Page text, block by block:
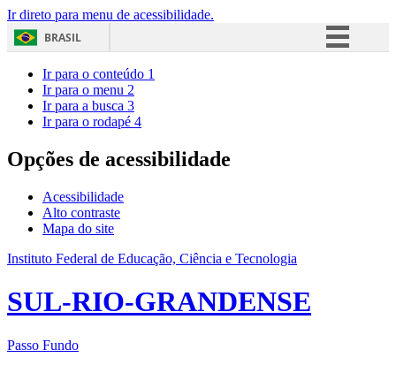
Ir direto para menu de acessibilidade.
BRASIL
Acesso à informação
Ir para o conteúdo 1
Ir para o menu 2
Ir para a busca 3
Ir para o rodapé 4
Opções de acessibilidade
Acessibilidade
Alto contraste
Mapa do site
Instituto Federal de Educação, Ciência e Tecnologia
SUL-RIO-GRANDENSE
Passo Fundo